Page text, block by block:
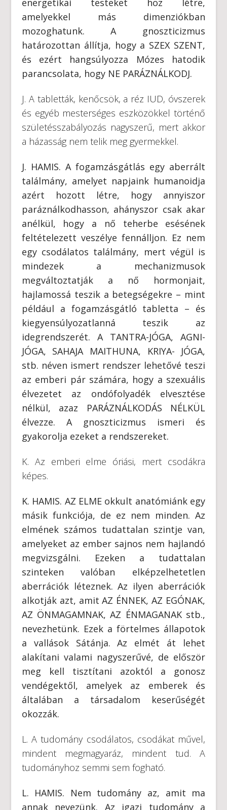
energetikai testeket hoz létre,
amelyekkel más dimenziókban
mozoghatunk. A gnoszticizmus
határozottan állítja, hogy a SZEX SZENT,
és ezért hangsúlyozza Mózes hatodik
parancsolata, hogy NE PARÁZNÁLKODJ.
J. A tabletták, kenőcsök, a réz IUD, óvszerek
és egyéb mesterséges eszközökkel történő
születésszabályozás nagyszerű, mert akkor
a házasság nem telik meg gyermekkel.
J. HAMIS. A fogamzásgátlás egy aberrált
találmány, amelyet napjaink humanoidja
azért hozott létre, hogy annyiszor
paráználkodhasson, ahányszor csak akar
anélkül, hogy a nő teherbe esésének
feltételezett veszélye fennálljon. Ez nem
egy csodálatos találmány, mert végül is
mindezek a mechanizmusok
megváltoztatják a nő hormonjait,
hajlamossá teszik a betegségekre – mint
például a fogamzásgátló tabletta – és
kiegyensúlyozatlanná teszik az
idegrendszerét. A TANTRA-JÓGA, AGNI-
JÓGA, SAHAJA MAITHUNA, KRIYA- JÓGA,
stb. néven ismert rendszer lehetővé teszi
az emberi pár számára, hogy a szexuális
élvezetet az ondófolyadék elvesztése
nélkül, azaz PARÁZNÁLKODÁS NÉLKÜL
élvezze. A gnoszticizmus ismeri és
gyakorolja ezeket a rendszereket.
K. Az emberi elme óriási, mert csodákra
képes.
K. HAMIS. AZ ELME okkult anatómiánk egy
másik funkciója, de ez nem minden. Az
elmének számos tudattalan szintje van,
amelyeket az ember sajnos nem hajlandó
megvizsgálni. Ezeken a tudattalan
szinteken valóban elképzelhetetlen
aberrációk léteznek. Az ilyen aberrációk
alkotják azt, amit AZ ÉNNEK, AZ EGÓNAK,
AZ ÖNMAGAMNAK, AZ ÉNMAGANAK stb.,
nevezhetünk. Ezek a förtelmes állapotok
a vallások Sátánja. Az elmét át lehet
alakítani valami nagyszerűvé, de először
meg kell tisztítani azoktól a gonosz
vendégektől, amelyek az emberek és
általában a társadalom keserűségét
okozzák.
L. A tudomány csodálatos, csodákat művel,
mindent megmagyaráz, mindent tud. A
tudományhoz semmi sem fogható.
L. HAMIS. Nem tudomány az, amit ma
annak nevezünk. Az igazi tudomány a